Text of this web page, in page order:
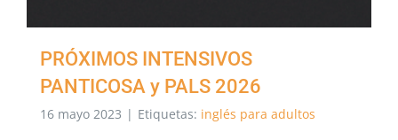
PRÓXIMOS INTENSIVOS
PANTICOSA y PALS 2026
16 mayo 2023 | Etiquetas: inglés para adultos